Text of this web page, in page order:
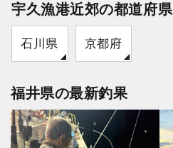
宇久漁港近郊の都道府県
石川県 京都府
福井県の最新釣果